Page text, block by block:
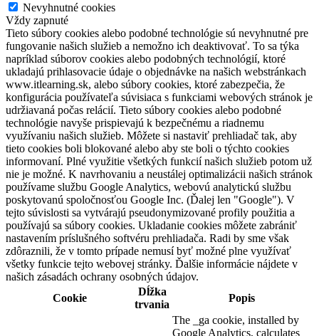
Nevyhnutné cookies
Vždy zapnuté
Tieto súbory cookies alebo podobné technológie sú nevyhnutné pre
fungovanie našich služieb a nemožno ich deaktivovať. To sa týka
napríklad súborov cookies alebo podobných technológií, ktoré
ukladajú prihlasovacie údaje o objednávke na našich webstránkach
www.itlearning.sk, alebo súbory cookies, ktoré zabezpečia, že
konfigurácia používateľa súvisiaca s funkciami webových stránok je
udržiavaná počas relácií. Tieto súbory cookies alebo podobné
technológie navyše prispievajú k bezpečnému a riadnemu
využívaniu našich služieb. Môžete si nastaviť prehliadač tak, aby
tieto cookies boli blokované alebo aby ste boli o týchto cookies
informovaní. Plné využitie všetkých funkcií našich služieb potom už
nie je možné. K navrhovaniu a neustálej optimalizácii našich stránok
používame službu Google Analytics, webovú analytickú službu
poskytovanú spoločnosťou Google Inc. (Ďalej len "Google"). V
tejto súvislosti sa vytvárajú pseudonymizované profily použitia a
používajú sa súbory cookies. Ukladanie cookies môžete zabrániť
nastavením príslušného softvéru prehliadača. Radi by sme však
zdôraznili, že v tomto prípade nemusí byť možné plne využívať
všetky funkcie tejto webovej stránky. Ďalšie informácie nájdete v
našich zásadách ochrany osobných údajov.
Cookie
Dĺžka
trvania
Popis
The _ga cookie, installed by
Google Analytics, calculates